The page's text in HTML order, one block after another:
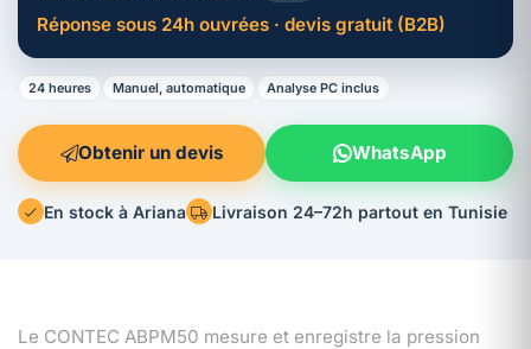
Réponse sous 24h ouvrées · devis gratuit (B2B)
24 heures Manuel, automatique Analyse PC inclus
Obtenir un devis WhatsApp
En stock à Ariana Livraison 24–72h partout en Tunisie
Le CONTEC ABPM50 mesure et enregistre la pression